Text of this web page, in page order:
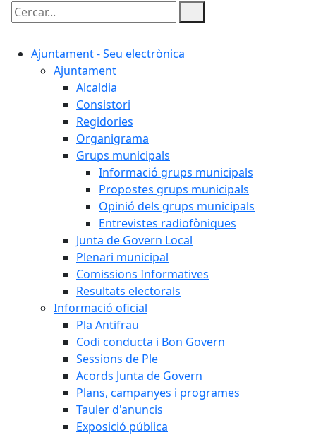
Cercar:
Ajuntament - Seu electrònica
Ajuntament
Alcaldia
Consistori
Regidories
Organigrama
Grups municipals
Informació grups municipals
Propostes grups municipals
Opinió dels grups municipals
Entrevistes radiofòniques
Junta de Govern Local
Plenari municipal
Comissions Informatives
Resultats electorals
Informació oficial
Pla Antifrau
Codi conducta i Bon Govern
Sessions de Ple
Acords Junta de Govern
Plans, campanyes i programes
Tauler d'anuncis
Exposició pública